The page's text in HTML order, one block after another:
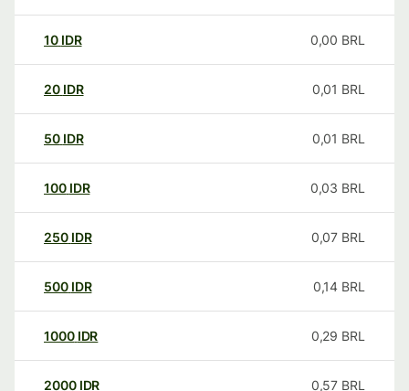
10 IDR 0,00 BRL
20 IDR 0,01 BRL
50 IDR 0,01 BRL
100 IDR 0,03 BRL
250 IDR 0,07 BRL
500 IDR 0,14 BRL
1000 IDR 0,29 BRL
2000 IDR 0,57 BRL